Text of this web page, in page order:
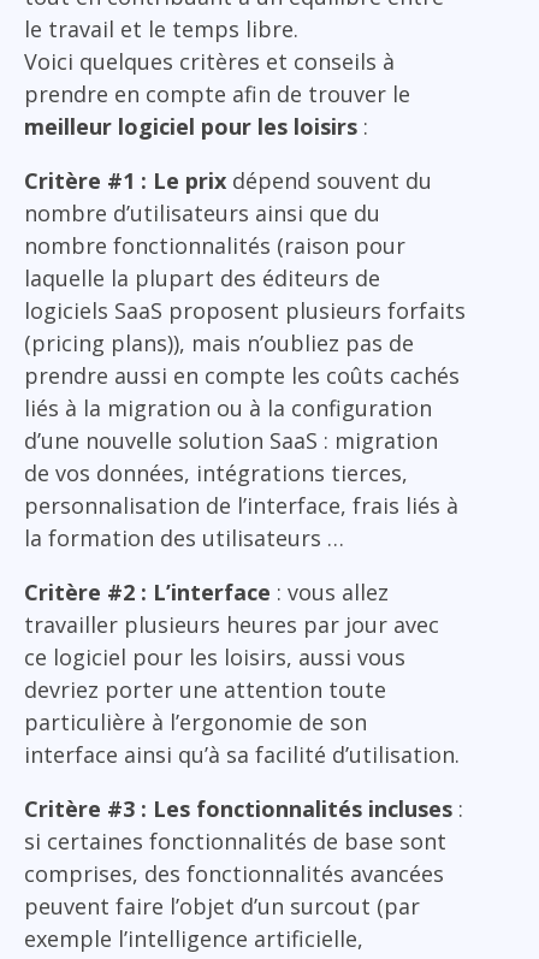
le travail et le temps libre.
Voici quelques critères et conseils à
prendre en compte afin de trouver le
meilleur logiciel pour les loisirs :
Critère #1 : Le prix dépend souvent du
nombre d’utilisateurs ainsi que du
nombre fonctionnalités (raison pour
laquelle la plupart des éditeurs de
logiciels SaaS proposent plusieurs forfaits
(pricing plans)), mais n’oubliez pas de
prendre aussi en compte les coûts cachés
liés à la migration ou à la configuration
d’une nouvelle solution SaaS : migration
de vos données, intégrations tierces,
personnalisation de l’interface, frais liés à
la formation des utilisateurs …
Critère #2 : L’interface : vous allez
travailler plusieurs heures par jour avec
ce logiciel pour les loisirs, aussi vous
devriez porter une attention toute
particulière à l’ergonomie de son
interface ainsi qu’à sa facilité d’utilisation.
Critère #3 : Les fonctionnalités incluses :
si certaines fonctionnalités de base sont
comprises, des fonctionnalités avancées
peuvent faire l’objet d’un surcout (par
exemple l’intelligence artificielle,